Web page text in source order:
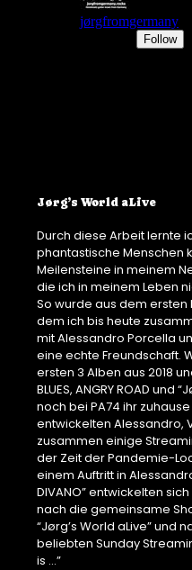
Jørg’s World aLive
Durch diese Arbeit lernte
phantastische Menschen
Meilensteine in meinem
die ich in meinem Leben
So wurde aus dem ersten
dem ich bis heute
mit Alessandro Porcella
eine echte Freundschaft.
ersten 3 Alben aus 2018
BLUES, ANGRY ROAD und
noch bei PA74 ihr
entwickelten Alessandro,
zusammen einige
der Zeit der Pandemie-
einem Auftritt in
DIVANO” entwickelten
nach die gemeinsame
“Jørg’s World aLive” und
beliebten Sunday
is …”